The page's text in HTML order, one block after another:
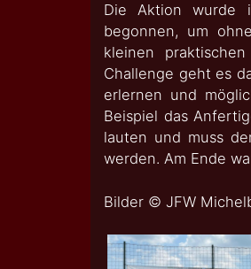
Die Aktion wurde
begonnen, um
kleinen
Challenge geht es
erlernen und
Beispiel das
lauten und muss
werden. Am Ende
Bilder ©️ JFW